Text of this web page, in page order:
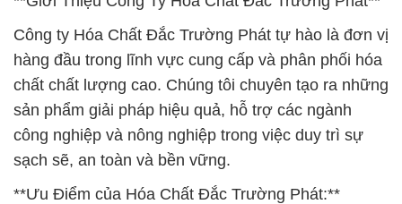
Công ty Hóa Chất Đắc Trường Phát tự hào là đơn vị
hàng đầu trong lĩnh vực cung cấp và phân phối hóa
chất chất lượng cao. Chúng tôi chuyên tạo ra những
sản phẩm giải pháp hiệu quả, hỗ trợ các ngành
công nghiệp và nông nghiệp trong việc duy trì sự
sạch sẽ, an toàn và bền vững.
**Ưu Điểm của Hóa Chất Đắc Trường Phát:**